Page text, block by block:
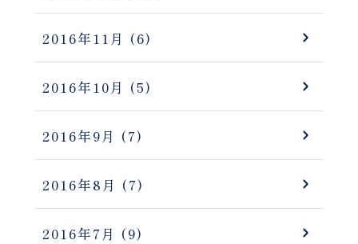
2016年11月 (6)
2016年10月 (5)
2016年9月 (7)
2016年8月 (7)
2016年7月 (9)